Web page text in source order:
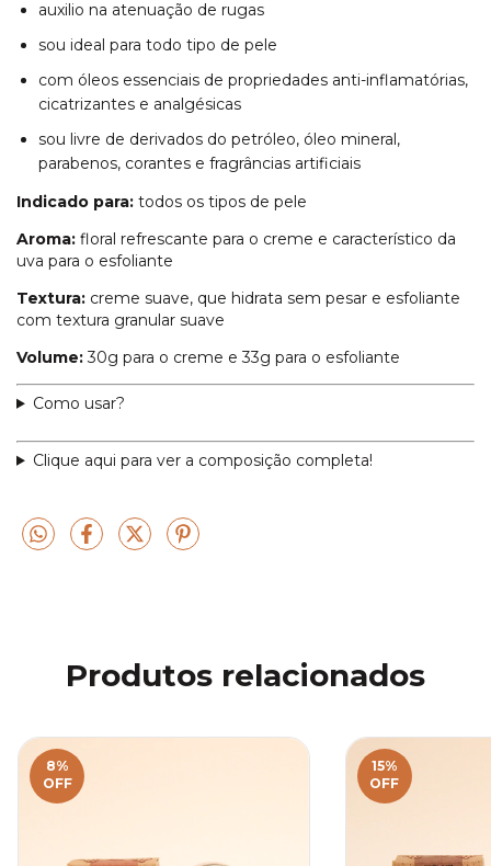
auxilio na atenuação de rugas
sou ideal para todo tipo de pele
com óleos essenciais de propriedades anti-inflamatórias,
cicatrizantes e analgésicas
sou livre de derivados do petróleo, óleo mineral,
parabenos, corantes e fragrâncias artificiais
Indicado para: todos os tipos de pele
Aroma: floral refrescante para o creme e característico da
uva para o esfoliante
Textura: creme suave, que hidrata sem pesar e esfoliante
com textura granular suave
Volume:30g para o creme e 33g para o esfoliante
Como usar?
Clique aqui para ver a composição completa!
Produtos relacionados
8%
OFF
15%
OFF